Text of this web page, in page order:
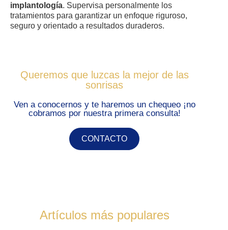
implantología. Supervisa personalmente los
tratamientos para garantizar un enfoque riguroso,
seguro y orientado a resultados duraderos.
Queremos que luzcas la mejor de las
sonrisas
Ven a conocernos y te haremos un chequeo ¡no
cobramos por nuestra primera consulta!
CONTACTO
Artículos más populares